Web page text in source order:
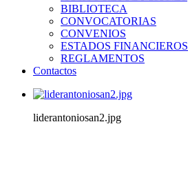
BIBLIOTECA
CONVOCATORIAS
CONVENIOS
ESTADOS FINANCIEROS
REGLAMENTOS
Contactos
liderantoniosan2.jpg